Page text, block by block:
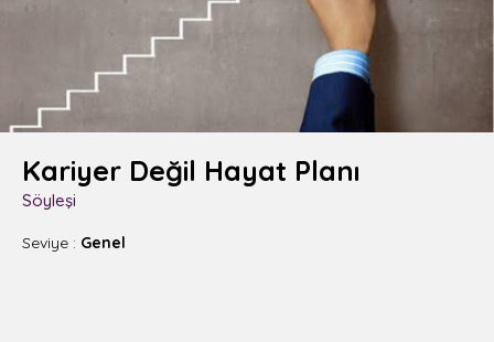
Kariyer Değil Hayat Planı
Söyleşi
Seviye : Genel